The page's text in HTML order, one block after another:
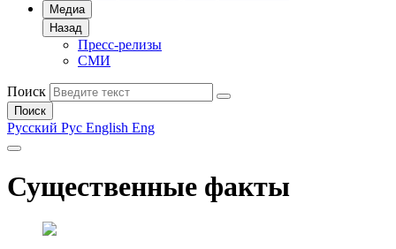
Медиа
Назад
Пресс-релизы
СМИ
Поиск
Поиск
Русский Рус English Eng
Существенные факты